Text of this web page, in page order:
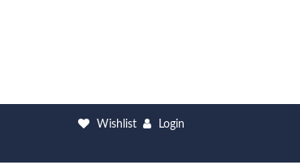
Wishlist Login